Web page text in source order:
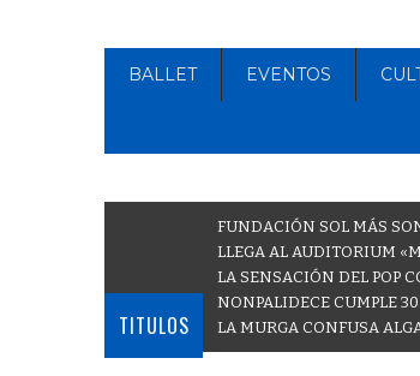
BALLET EVENTOS
TITULOS
FUNDACIÓN SOL MÁS
LLEGA AL AUDITORIUM
LA SENSACIÓN DEL POP
NONPALIDECE CUMPLE
LA MURGA CONFUSA